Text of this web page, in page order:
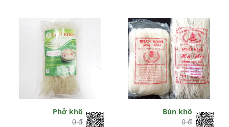
Phở khô
0 đ
Bún khô
0 đ